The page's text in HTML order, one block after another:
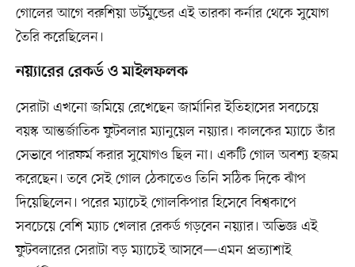
গোলের আগে বরুশিয়া ডর্টমুন্ডের এই তারকা কর্নার থেকে সুযোগ
তৈরি করেছিলেন।
নয়্যারের রেকর্ড ও মাইলফলক
সেরাটা এখনো জমিয়ে রেখেছেন জার্মানির ইতিহাসের সবচেয়ে
বয়স্ক আন্তর্জাতিক ফুটবলার ম্যানুয়েল নয়্যার। কালকের ম্যাচে তাঁর
সেভাবে পারফর্ম করার সুযোগও ছিল না। একটি গোল অবশ্য হজম
করেছেন। তবে সেই গোল ঠেকাতেও তিনি সঠিক দিকে ঝাঁপ
দিয়েছিলেন। পরের ম্যাচেই গোলকিপার হিসেবে বিশ্বকাপে
সবচেয়ে বেশি ম্যাচ খেলার রেকর্ড গড়বেন নয়্যার। অভিজ্ঞ এই
ফুটবলারের সেরাটা বড় ম্যাচেই আসবে—এমন প্রত্যাশাই